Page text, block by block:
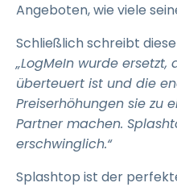
Angeboten, wie viele
Schließlich schreibt
„LogMeIn wurde ersetzt,
überteuert ist und die
Preiserhöhungen sie zu
Partner machen.
erschwinglich.“
Splashtop ist der